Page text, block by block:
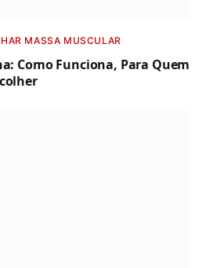
MASSA MUSCULAR
Como Funciona, Para Quem